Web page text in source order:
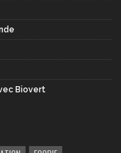
Biovert